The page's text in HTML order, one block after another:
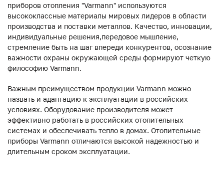
приборов отопления "Varmann" используются
высококлассные материалы мировых лидеров в области
производства и поставки металлов. Качество, инновации,
индивидуальные решения,передовое мышление,
стремление быть на шаг впереди конкурентов, осознание
важности охраны окружающей среды формируют четкую
философию Varmann.
Важным преимуществом продукции Varmann можно
назвать и адаптацию к эксплуатации в российских
условиях. Оборудование производителя может
эффективно работать в российских отопительных
системах и обеспечивать тепло в домах. Отопительные
приборы Varmann отличаются высокой надежностью и
длительным сроком эксплуатации.